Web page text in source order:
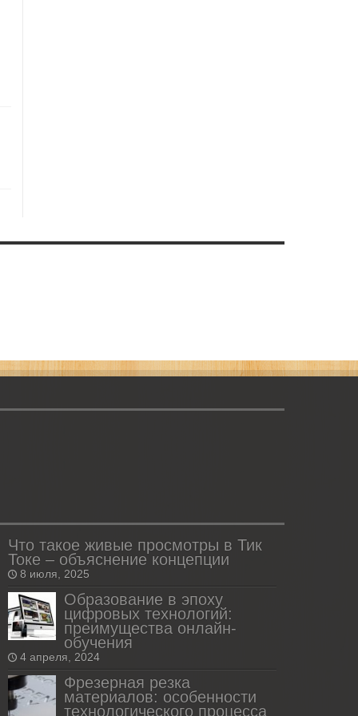
Что такое живые просмотры в Тик
Токе – объяснение концепции
8 июля, 2025
Образование в эпоху
цифровых технологий:
преимущества онлайн-
обучения
4 апреля, 2024
Фрезерная резка
материалов: особенности
технологического процесса